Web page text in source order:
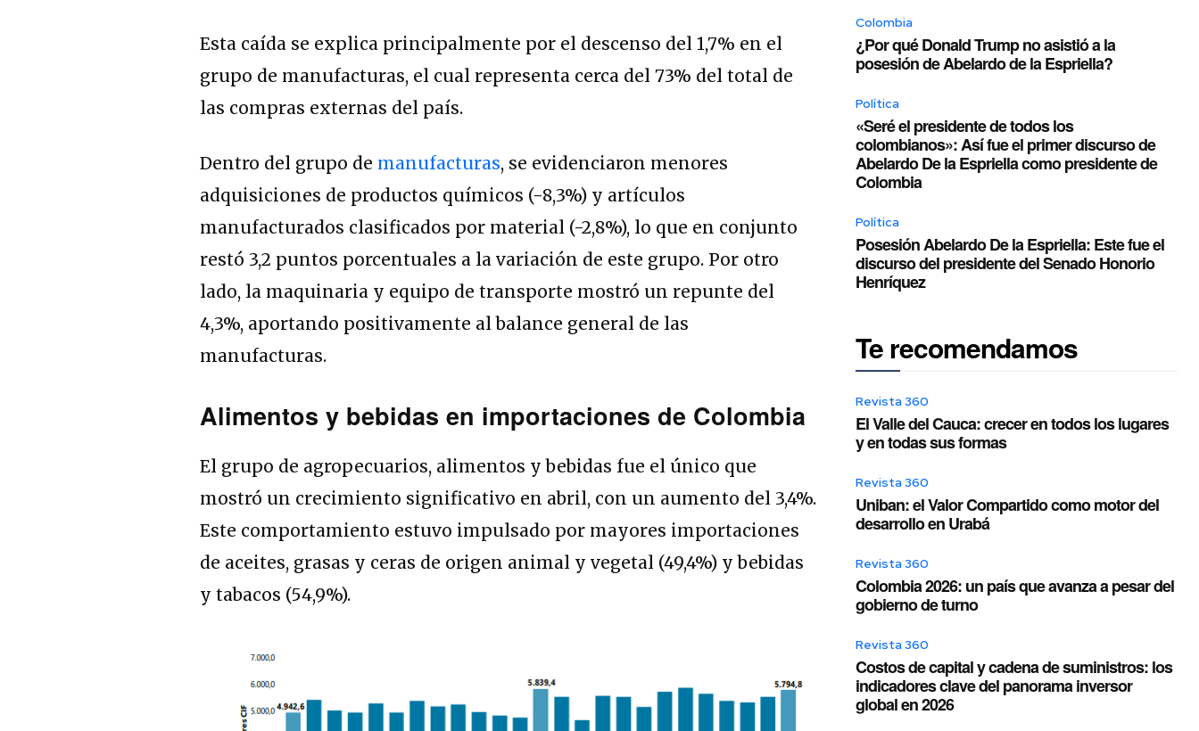
Esta caída se explica principalmente por el descenso del 1,7% en el
grupo de manufacturas, el cual representa cerca del 73% del total de
las compras externas del país.
Dentro del grupo de manufacturas, se evidenciaron menores
adquisiciones de productos químicos (-8,3%) y artículos
manufacturados clasificados por material (-2,8%), lo que en conjunto
restó 3,2 puntos porcentuales a la variación de este grupo. Por otro
lado, la maquinaria y equipo de transporte mostró un repunte del
4,3%, aportando positivamente al balance general de las
manufacturas.
Alimentos y bebidas en importaciones de Colombia
El grupo de agropecuarios, alimentos y bebidas fue el único que
mostró un crecimiento significativo en abril, con un aumento del 3,4%.
Este comportamiento estuvo impulsado por mayores importaciones
de aceites, grasas y ceras de origen animal y vegetal (49,4%) y bebidas
y tabacos (54,9%).
Colombia
¿Por qué Donald Trump no asistió a la
posesión de Abelardo de la Espriella?
Política
«Seré el presidente de todos los
colombianos»: Así fue el primer discurso de
Abelardo De la Espriella como presidente de
Colombia
Política
Posesión Abelardo De la Espriella: Este fue el
discurso del presidente del Senado Honorio
Henríquez
Te recomendamos
Revista 360
El Valle del Cauca: crecer en todos los lugares
y en todas sus formas
Revista 360
Uniban: el Valor Compartido como motor del
desarrollo en Urabá
Revista 360
Colombia 2026: un país que avanza a pesar del
gobierno de turno
Revista 360
Costos de capital y cadena de suministros: los
indicadores clave del panorama inversor
global en 2026